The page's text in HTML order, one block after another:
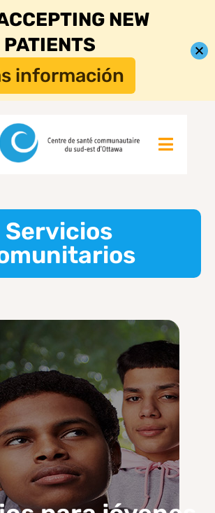
Servicios
NEW
PATIENTS
información